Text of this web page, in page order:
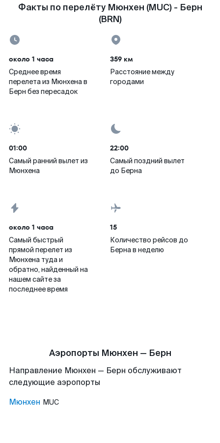
Факты по перелёту Мюнхен (MUC) - Берн
(BRN)
около 1 часа
Среднее время
перелета из Мюнхена в
Берн без пересадок
359 км
Расстояние между
городами
01:00
Самый ранний вылет из
Мюнхена
22:00
Самый поздний вылет
до Берна
около 1 часа
Самый быстрый
прямой перелет из
Мюнхена туда и
обратно, найденный на
нашем сайте за
последнее время
15
Количество рейсов до
Берна в неделю
Аэропорты Мюнхен — Берн
Направление Мюнхен — Берн обслуживают
следующие аэропорты
Мюнхен MUC